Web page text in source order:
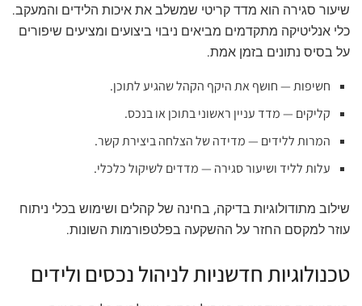
שיעור סגירה הוא מדד קריטי שמשלב את איכות הלידים והמעקב.
כלי אנליטיקה מתקדמים מביאים ניבוי ביצועים ומציעים שיפורים
על בסיס נתונים בזמן אמת.
חשיפות — חושף את היקף הקהל שהגיע לתוכן.
קליקים — מדד עניין ראשוני בתוכן או בנכס.
המרות ללידים — מדידה של הצלחה ביצירת קשר.
עלות לליד ושיעור סגירה — מדדים לשיקול כלכלי.
שילוב מתודולוגיות בדיקה, בחינה של קהלים ושימוש בכלי ניתוח
עוזר למקסם החזר על ההשקעה בפלטפורמות השונות.
טכנולוגיות חדשניות לניהול נכסים ולידים